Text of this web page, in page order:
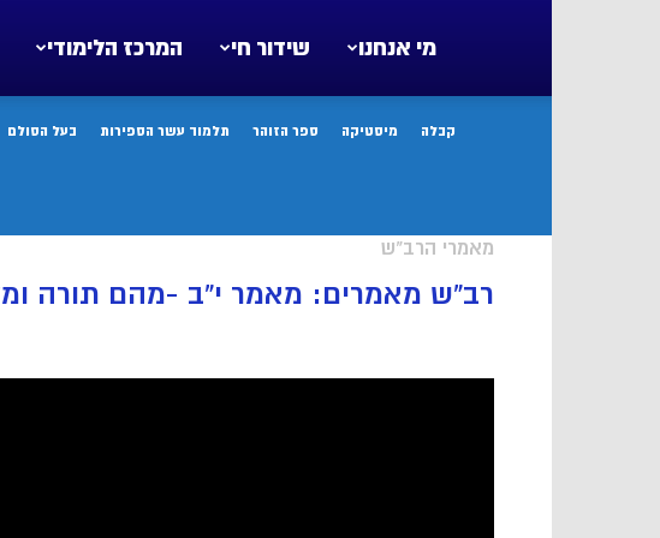
המרכז הלימודי שידור חי מי אנחנו
קבלה מיסטיקה ספר הזוהר תלמוד עשר הספירות בעל הסולם
מאמרי הרב"ש
רב”ש מאמרים: מאמר י”ב -מהם תורה